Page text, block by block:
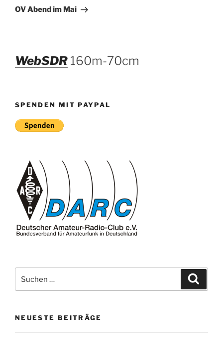
Beitrag
OV Abend im Mai
WebSDR 160m-70cm
SPENDEN MIT PAYPAL
nach:
NEUESTE BEITRÄGE